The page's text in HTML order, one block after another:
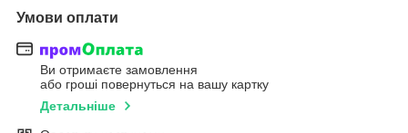
Умови оплати
Ви отримаєте замовлення
або гроші повернуться на вашу картку
Детальніше